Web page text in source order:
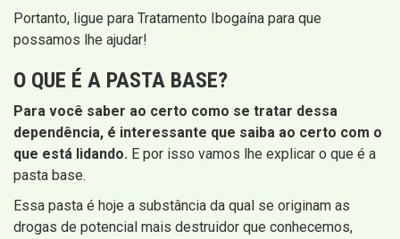
Portanto, ligue para Tratamento Ibogaína para que
possamos lhe ajudar!
O QUE É A PASTA BASE?
Para você saber ao certo como se tratar dessa
dependência, é interessante que saiba ao certo com o
que está lidando. E por isso vamos lhe explicar o que é a
pasta base.
Essa pasta é hoje a substância da qual se originam as
drogas de potencial mais destruidor que conhecemos,